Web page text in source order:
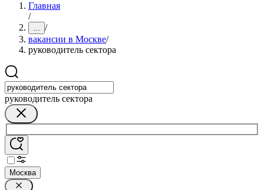
Главная
/
... /
вакансии в Москве/
руководитель сектора
руководитель сектора
Москва